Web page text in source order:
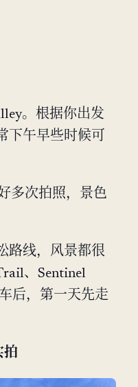
。根据你出发
下午早些时候可
多次拍照，景色
路线，风景都很
、Sentinel
后，第一天先走